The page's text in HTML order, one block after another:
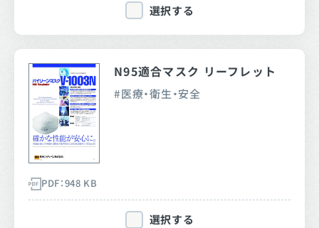
選択する
N95適合マスク リーフレット
医療・衛生・安全
PDF：948 KB
選択する